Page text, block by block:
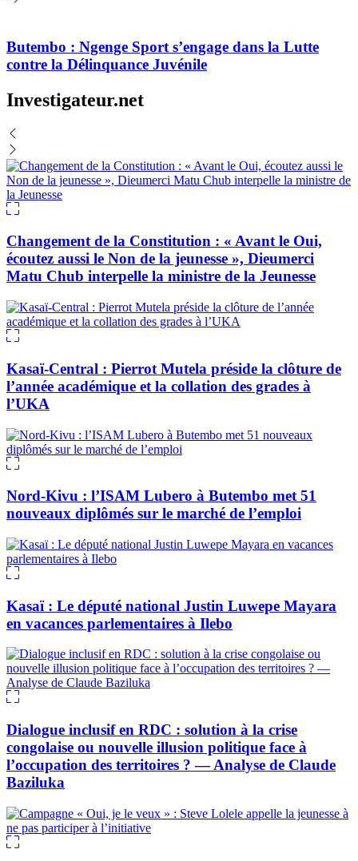
Butembo : Ngenge Sport s’engage dans la Lutte
contre la Délinquance Juvénile
Investigateur.net
Changement de la Constitution : « Avant le Oui,
écoutez aussi le Non de la jeunesse », Dieumerci
Matu Chub interpelle la ministre de la Jeunesse
Kasaï-Central : Pierrot Mutela préside la clôture de
l’année académique et la collation des grades à
l’UKA
Nord-Kivu : l’ISAM Lubero à Butembo met 51
nouveaux diplômés sur le marché de l’emploi
Kasaï : Le député national Justin Luwepe Mayara
en vacances parlementaires à Ilebo
Dialogue inclusif en RDC : solution à la crise
congolaise ou nouvelle illusion politique face à
l’occupation des territoires ? — Analyse de Claude
Baziluka